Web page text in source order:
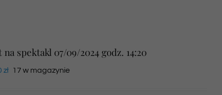
na spektakl 07/09/2024 godz. 14:20
zł 17 w magazynie